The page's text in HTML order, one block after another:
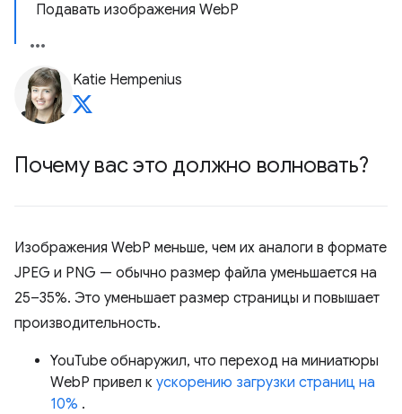
Подавать изображения WebP
Katie Hempenius
Почему вас это должно волновать?
Изображения WebP меньше, чем их аналоги в формате
JPEG и PNG — обычно размер файла уменьшается на
25–35%. Это уменьшает размер страницы и повышает
производительность.
YouTube обнаружил, что переход на миниатюры
WebP привел к ускорению загрузки страниц на
10% .